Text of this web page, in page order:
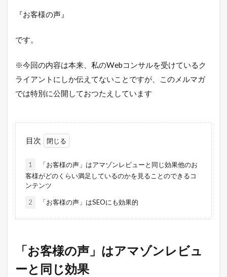
『お客様の声』
です。
※今回の内容は本来、私のWebコンサルを受けているク
ライアントにしか伝えてないことですが、このメルマガ
では特別に公開しておつたえしています
目次
1
「お客様の声」はアマゾンレビューと同じ効果他のお
客様がどのくらい満足しているのかを見ることのできるコ
ンテンツ
2 「お客様の声」はSEOにも効果的
「お客様の声」はアマゾンレビュ
ーと同じ効果